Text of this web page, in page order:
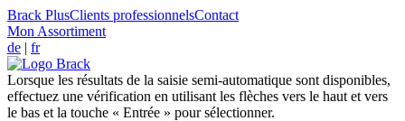
Brack PlusClients professionnelsContact
Mon Assortiment
de | fr
Lorsque les résultats de la saisie semi-automatique sont disponibles,
effectuez une vérification en utilisant les flèches vers le haut et vers
le bas et la touche « Entrée » pour sélectionner.